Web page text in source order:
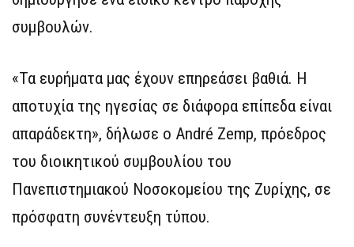
συμβουλών.
«Τα ευρήματα μας έχουν επηρεάσει βαθιά. Η
αποτυχία της ηγεσίας σε διάφορα επίπεδα είναι
απαράδεκτη», δήλωσε ο André Zemp, πρόεδρος
του διοικητικού συμβουλίου του
Πανεπιστημιακού Νοσοκομείου της Ζυρίχης, σε
πρόσφατη συνέντευξη τύπου.